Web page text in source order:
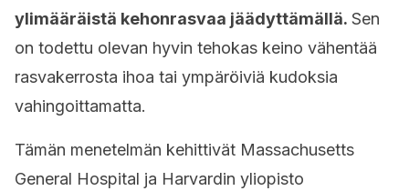
ylimääräistä kehonrasvaa jäädyttämällä. Sen
on todettu olevan hyvin tehokas keino vähentää
rasvakerrosta ihoa tai ympäröiviä kudoksia
vahingoittamatta.
Tämän menetelmän kehittivät Massachusetts
General Hospital ja Harvardin yliopisto